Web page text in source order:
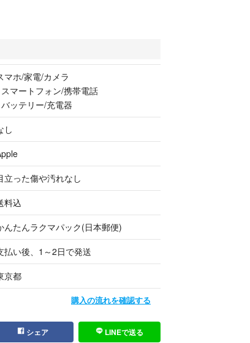
マホ/家電/カメラ
スマートフォン/携帯電話
バッテリー/充電器
し
立った傷や汚れなし
料込
んたんラクマパック(日本郵便)
払い後、1～2日で発送
京都
購入の流れを確認する
シェア LINEで送る